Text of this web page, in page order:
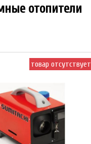
отопители
товар отсутствует